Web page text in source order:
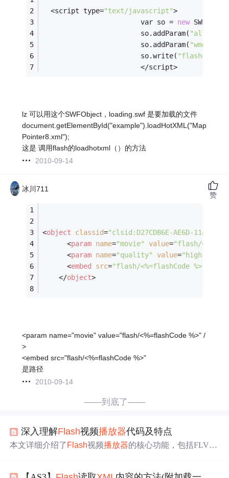
  <script type=
"text/javascript">
                        var so =
new
                        so.addParam(
                        so.addParam(
"wmode"
                        so.write(
                        </script>
lz 可以用这个SWFObject，loading.swf 是要加载的文件
document.getElementById("example").loadHotXML("Map
Pointer8.xml");
这是 调用flash的loadhotxml（）的方法
2010-09-14
冰川711
<object classid="clsid:D27CDB6E-AE6D-11cf-
<param name="movie" value="flash/
<param name="quality" value="high"
<embed src="flash/<%=flashCode %>"
</object>
<param name="movie" value="flash/<%=flashCode %>" /
>
<embed src="flash/<%=flashCode %>"
是路径
2010-09-14
赞
——到底了——
深入理解Flash视频播放器代码及特点
本文详细介绍了 Flash视频播放器的核心功能，包括FLV格